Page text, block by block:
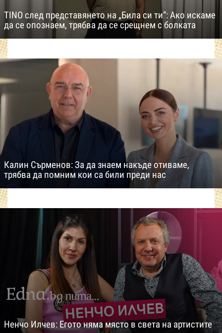
TINO след представянето на „Била си ти“: Ако искаме
да се опознаем, трябва да се срещнем с болката
Калин Сърменов: За да знаем накъде отиваме,
трябва да помним кои са били преди нас
Ненчо Илчев: Егото няма място в света на артистите